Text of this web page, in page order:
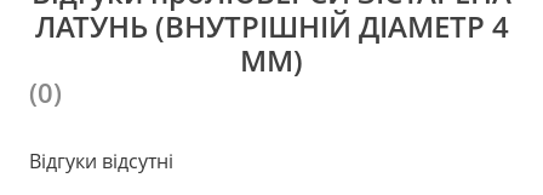
ЛАТУНЬ (ВНУТРІШНІЙ ДІАМЕТР 4
ММ)
(0)
Відгуки відсутні